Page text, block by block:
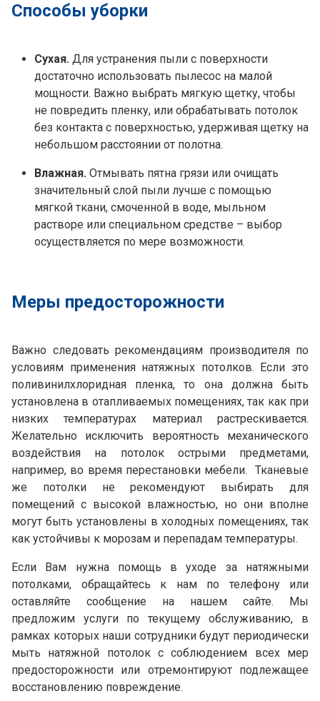
Способы уборки
Сухая. Для устранения пыли с поверхности
достаточно использовать пылесос на малой
мощности. Важно выбрать мягкую щетку, чтобы
не повредить пленку, или обрабатывать потолок
без контакта с поверхностью, удерживая щетку на
небольшом расстоянии от полотна.
Влажная. Отмывать пятна грязи или очищать
значительный слой пыли лучше с помощью
мягкой ткани, смоченной в воде, мыльном
растворе или специальном средстве – выбор
осуществляется по мере возможности.
Меры предосторожности
Важно следовать рекомендациям производителя по
условиям применения натяжных потолков. Если это
поливинилхлоридная пленка, то она должна быть
установлена в отапливаемых помещениях, так как при
низких температурах материал растрескивается.
Желательно исключить вероятность механического
воздействия на потолок острыми предметами,
например, во время перестановки мебели. Тканевые
же потолки не рекомендуют выбирать для
помещений с высокой влажностью, но они вполне
могут быть установлены в холодных помещениях, так
как устойчивы к морозам и перепадам температуры.
Если Вам нужна помощь в уходе за натяжными
потолками, обращайтесь к нам по телефону или
оставляйте сообщение на нашем сайте. Мы
предложим услуги по текущему обслуживанию, в
рамках которых наши сотрудники будут периодически
мыть натяжной потолок с соблюдением всех мер
предосторожности или отремонтируют подлежащее
восстановлению повреждение.